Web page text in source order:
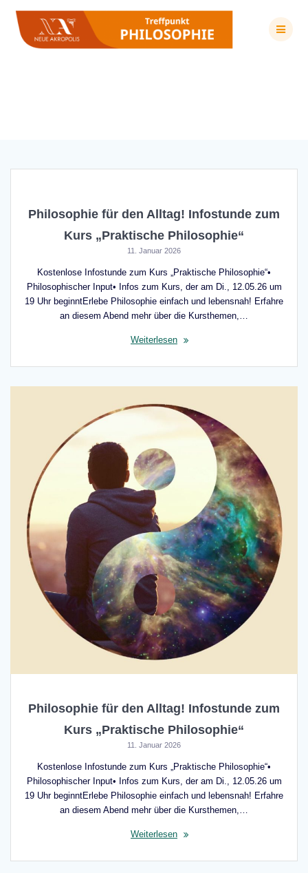
Inhalt
springen
Philosophie für den Alltag! Infostunde zum
Kurs „Praktische Philosophie“
11. Januar 2026
Kostenlose Infostunde zum Kurs „Praktische Philosophie“•
Philosophischer Input• Infos zum Kurs, der am Di., 12.05.26 um
19 Uhr beginntErlebe Philosophie einfach und lebensnah! Erfahre
an diesem Abend mehr über die Kursthemen,…
Weiterlesen
Philosophie für den Alltag! Infostunde zum
Kurs „Praktische Philosophie“
11. Januar 2026
Kostenlose Infostunde zum Kurs „Praktische Philosophie“•
Philosophischer Input• Infos zum Kurs, der am Di., 12.05.26 um
19 Uhr beginntErlebe Philosophie einfach und lebensnah! Erfahre
an diesem Abend mehr über die Kursthemen,…
Weiterlesen